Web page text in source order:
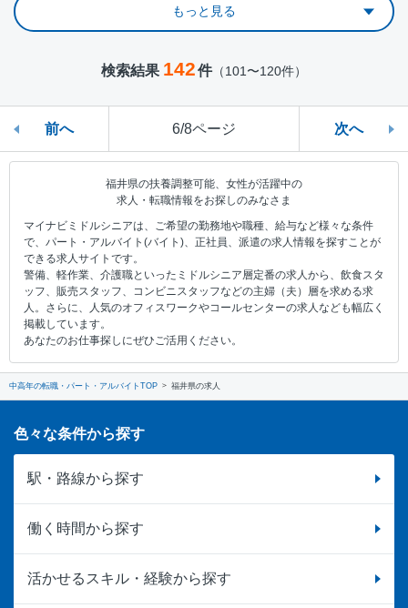
もっと見る
検索結果 142件（101〜120件）
前へ 6/8ページ 次へ
福井県の扶養調整可能、女性が活躍中の
求人・転職情報をお探しのみなさま
マイナビミドルシニアは、ご希望の勤務地や職種、給与など様々な条件
で、パート・アルバイト(バイト)、正社員、派遣の求人情報を探すことが
できる求人サイトです。
警備、軽作業、介護職といったミドルシニア層定番の求人から、飲食スタ
ッフ、販売スタッフ、コンビニスタッフなどの主婦（夫）層を求める求
人。さらに、人気のオフィスワークやコールセンターの求人なども幅広く
掲載しています。
あなたのお仕事探しにぜひご活用ください。
中高年の転職・パート・アルバイトTOP 福井県の求人
色々な条件から探す
駅・路線から探す
働く時間から探す
活かせるスキル・経験から探す